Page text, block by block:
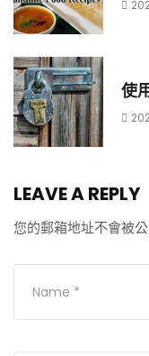
使
LEAVE A REPLY
您的郵箱地址不會被公